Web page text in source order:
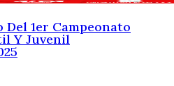
Del 1er Campeonato
Y Juvenil